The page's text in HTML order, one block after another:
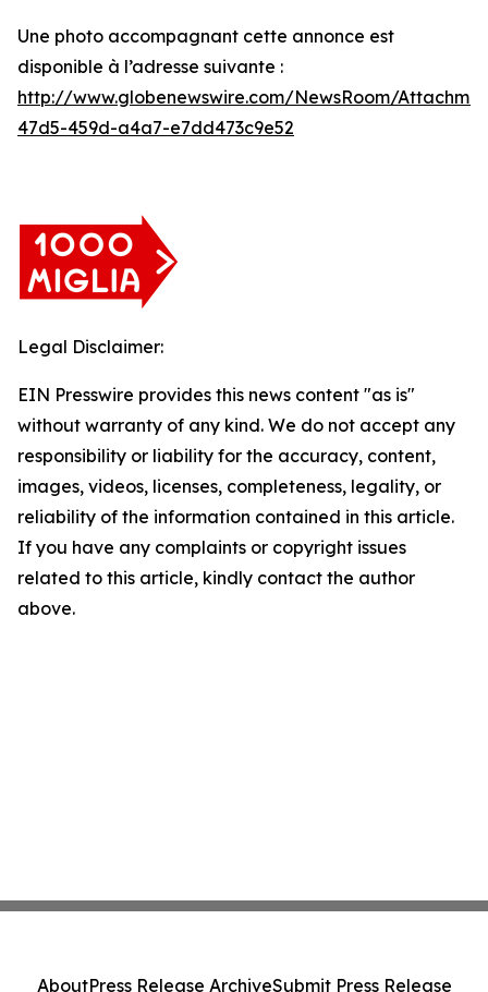
Une photo accompagnant cette annonce est
disponible à l’adresse suivante :
http://www.globenewswire.com/NewsRoom/
47d5-459d-a4a7-e7dd473c9e52
Legal Disclaimer:
EIN Presswire provides this news content "as is"
without warranty of any kind. We do not accept any
responsibility or liability for the accuracy, content,
images, videos, licenses, completeness, legality, or
reliability of the information contained in this article.
If you have any complaints or copyright issues
related to this article, kindly contact the author
above.
AboutPress Release ArchiveSubmit Press Release